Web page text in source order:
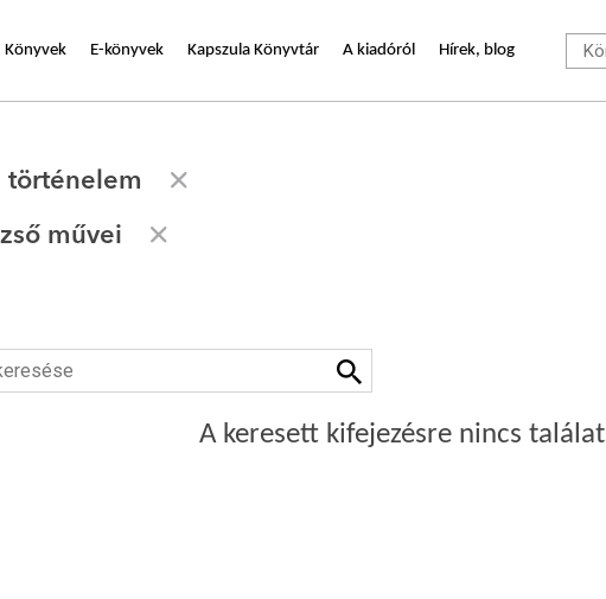
Könyvek E-könyvek Kapszula Könyvtár A kiadóról Hírek, blog
történelem
művei
A keresett kifejezésre nincs találat